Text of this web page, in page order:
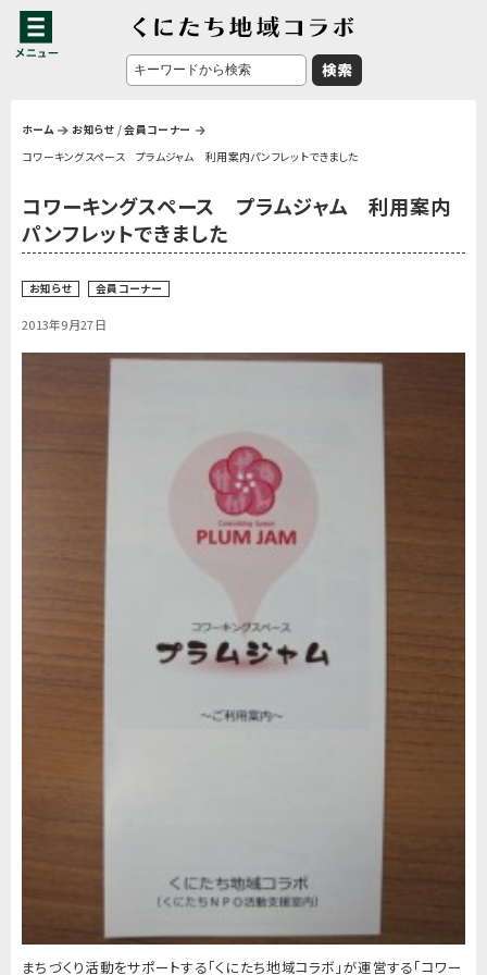
ホーム お知らせ /会員コーナー
コワーキングスペース プラムジャム 利用案内パンフレットできました
コワーキングスペース プラムジャム 利用案内
パンフレットできました
お知らせ 会員コーナー
2013年9月27日
まちづくり活動をサポートする「くにたち地域コラボ」が運営する「コワー